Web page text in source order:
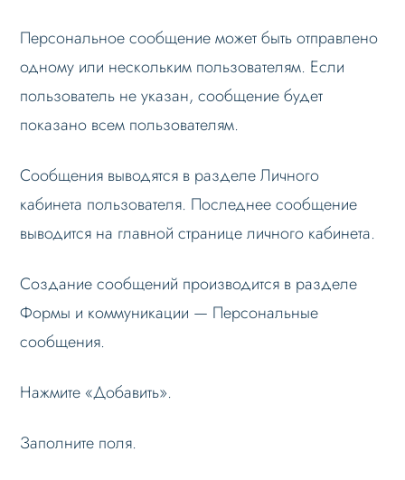
Мультирегиональность
Меню сайта
Блоки / секции сайта
Личный кабинет
Формы и коммуникации
Настройка почтовых шаблонов
Персональные сообщения
SEO и оптимизация
Веб-разработчикам
Персональное сообщение может быть отправлено
одному или нескольким пользователям. Если
пользователь не указан, сообщение будет
показано всем пользователям.
Сообщения выводятся в разделе Личного
кабинета пользователя. Последнее сообщение
выводится на главной странице личного кабинета.
Создание сообщений производится в разделе
Формы и коммуникации — Персональные
сообщения.
Нажмите «Добавить».
Заполните поля.